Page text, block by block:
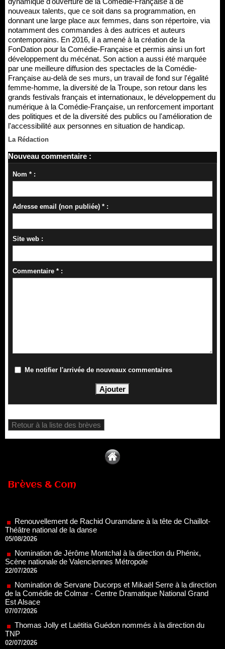
nouveaux talents, que ce soit dans sa programmation, en
donnant une large place aux femmes, dans son répertoire, via
notamment des commandes à des autrices et auteurs
contemporains. En 2016, il a amené à la création de la
FonDation pour la Comédie-Française et permis ainsi un fort
développement du mécénat. Son action a aussi été marquée
par une meilleure diffusion des spectacles de la Comédie-
Française au-delà de ses murs, un travail de fond sur l'égalité
femme-homme, la diversité de la Troupe, son retour dans les
grands festivals français et internationaux, le développement du
numérique à la Comédie-Française, un renforcement important
des politiques et de la diversité des publics ou l'amélioration de
l'accessibilité aux personnes en situation de handicap.
La Rédaction
Nouveau commentaire :
Nom * :
Adresse email (non publiée) * :
Site web :
Commentaire * :
Me notifier l'arrivée de nouveaux commentaires
Retour à la liste des brèves
Brèves & Com
Nomination de Jérôme Montchal à la direction du Phénix,
Scène nationale de Valenciennes Métropole
Nomination de Servane Ducorps et Mikaël Serre à la direction
de la Comédie de Colmar - Centre Dramatique National Grand
07/07/2026
Thomas Jolly et Laëtitia Guédon nommés à la direction du
TNP
Fonds SACD Théâtre : les lauréats 2026
23/06/2026